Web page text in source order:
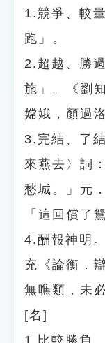
1.競爭、較
跑」。
2.超越、勝
施」。《劉
嫦娥，顏過
3.完結、了
來燕去〉詞
愁城。」元
「這回償了
4.酬報神明
充《論衡．
無噍類，未
[名]
1.比較勝負